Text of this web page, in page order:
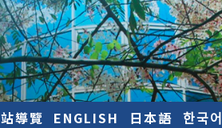
導覽 ENGLISH 日本語 한국어